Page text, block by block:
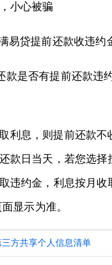
小心被骗
易贷提前还款收违约
款是否有提前还款违
利息，则提前还款不
款日当天，若您选择
违约金，利息按月收
显示为准。
方共享个人信息清单